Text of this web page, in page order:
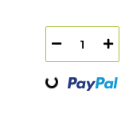
Loading...